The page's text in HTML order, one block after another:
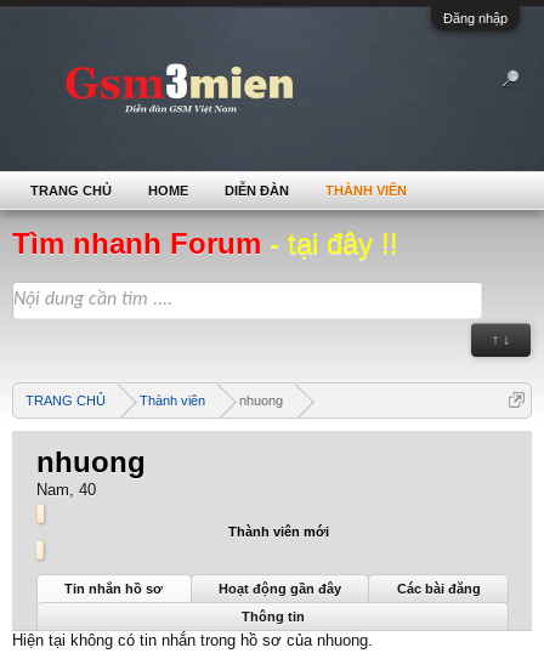
Đăng nhập
Tìm nhanh Forum - tại đây !!
↑ ↓
TRANG CHỦ Thành viên nhuong
nhuong
Nam, 40
Thành viên mới
nhuong được nhìn thấy lần cuối: 15/3/18
Tin nhắn hồ sơ Hoạt động gần đây
Các bài đăng
Thông tin
Hiện tại không có tin nhắn trong hồ sơ của nhuong.
TRANG CHỦ HOME DIỄN ĐÀN THÀNH VIÊN